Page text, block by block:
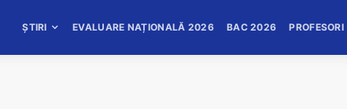
ȘTIRI EVALUARE NAȚIONALĂ 2026 BAC 2026 PROFESORI